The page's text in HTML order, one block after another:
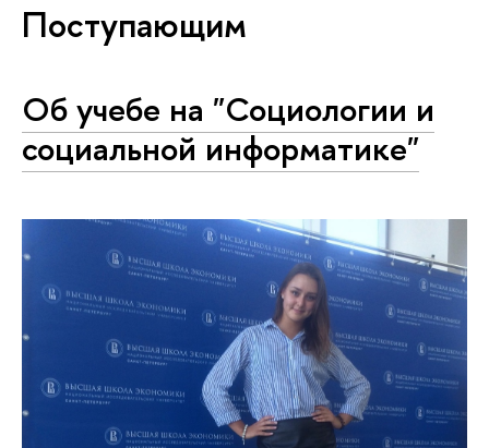
Поступающим
Об учебе на "Социологии и
социальной информатике"